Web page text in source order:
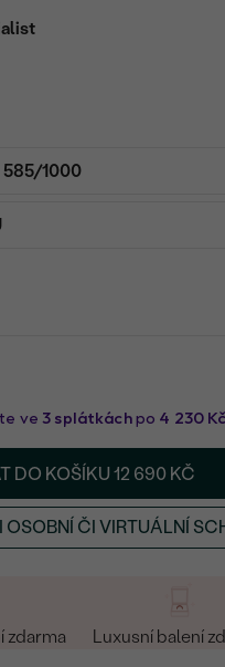
585/1000
DO KOŠÍKU12 690 KČ
OSOBNÍ ČI VIRTUÁLNÍ
zdarma Luxusní balení